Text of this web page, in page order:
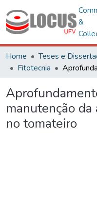
&
Home Teses e
Fitotecnia
manutenção
no tomateiro